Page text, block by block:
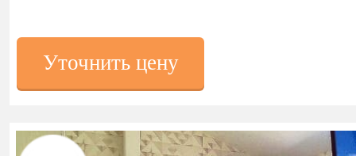
Уточнить цену